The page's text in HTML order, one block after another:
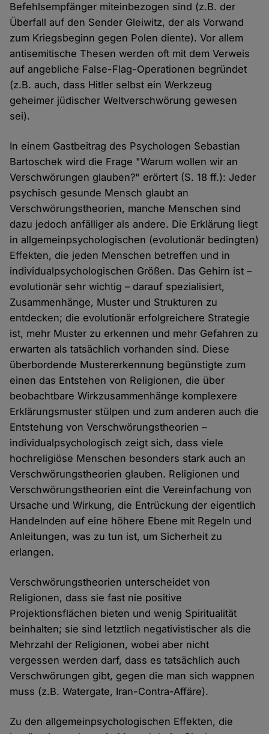
Befehlsempfänger miteinbezogen sind (z.B. der
Überfall auf den Sender Gleiwitz, der als Vorwand
zum Kriegsbeginn gegen Polen diente). Vor allem
antisemitische Thesen werden oft mit dem Verweis
auf angebliche False-Flag-Operationen begründet
(z.B. auch, dass Hitler selbst ein Werkzeug
geheimer jüdischer Weltverschwörung gewesen
sei).
In einem Gastbeitrag des Psychologen Sebastian
Bartoschek wird die Frage "Warum wollen wir an
Verschwörungen glauben?" erörtert (S. 18 ff.): Jeder
psychisch gesunde Mensch glaubt an
Verschwörungstheorien, manche Menschen sind
dazu jedoch anfälliger als andere. Die Erklärung liegt
in allgemeinpsychologischen (evolutionär bedingten)
Effekten, die jeden Menschen betreffen und in
individualpsychologischen Größen. Das Gehirn ist –
evolutionär sehr wichtig – darauf spezialisiert,
Zusammenhänge, Muster und Strukturen zu
entdecken; die evolutionär erfolgreichere Strategie
ist, mehr Muster zu erkennen und mehr Gefahren zu
erwarten als tatsächlich vorhanden sind. Diese
überbordende Mustererkennung begünstigte zum
einen das Entstehen von Religionen, die über
beobachtbare Wirkzusammenhänge komplexere
Erklärungsmuster stülpen und zum anderen auch die
Entstehung von Verschwörungstheorien –
individualpsychologisch zeigt sich, dass viele
hochreligiöse Menschen besonders stark auch an
Verschwörungstheorien glauben. Religionen und
Verschwörungstheorien eint die Vereinfachung von
Ursache und Wirkung, die Entrückung der eigentlich
Handelnden auf eine höhere Ebene mit Regeln und
Anleitungen, was zu tun ist, um Sicherheit zu
erlangen.
Verschwörungstheorien unterscheidet von
Religionen, dass sie fast nie positive
Projektionsflächen bieten und wenig Spiritualität
beinhalten; sie sind letztlich negativistischer als die
Mehrzahl der Religionen, wobei aber nicht
vergessen werden darf, dass es tatsächlich auch
Verschwörungen gibt, gegen die man sich wappnen
muss (z.B. Watergate, Iran-Contra-Affäre).
Zu den allgemeinpsychologischen Effekten, die